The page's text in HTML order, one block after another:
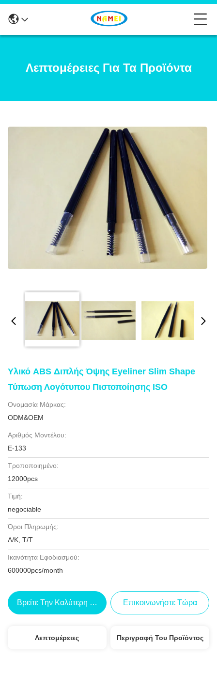
Λεπτομέρειες Για Τα Προϊόντα
Υλικό ABS Διπλής Όψης Eyeliner Slim Shape
Τύπωση Λογότυπου Πιστοποίησης ISO
Ονομασία Μάρκας:
ODM&OEM
Αριθμός Μοντέλου:
Ε-133
Τροποποιημένο:
12000pcs
Τιμή:
negociable
Όροι Πληρωμής:
Λ/Κ, Τ/Τ
Ικανότητα Εφοδιασμού:
600000pcs/month
Βρείτε Την Καλύτερη Τιμή Επικοινωνήστε Τώρα
Λεπτομέρειες Περιγραφή Του Προϊόντος